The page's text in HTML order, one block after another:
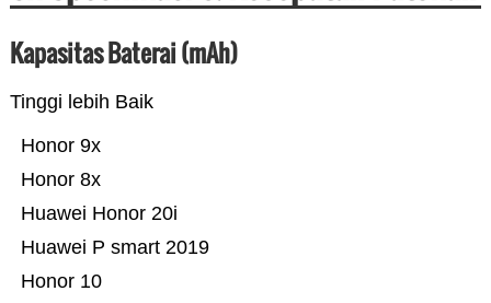
Kapasitas Baterai (mAh)
Tinggi lebih Baik
Honor 10
Huawei P smart 2019
Huawei Honor 20i
Honor 8x
Honor 9x